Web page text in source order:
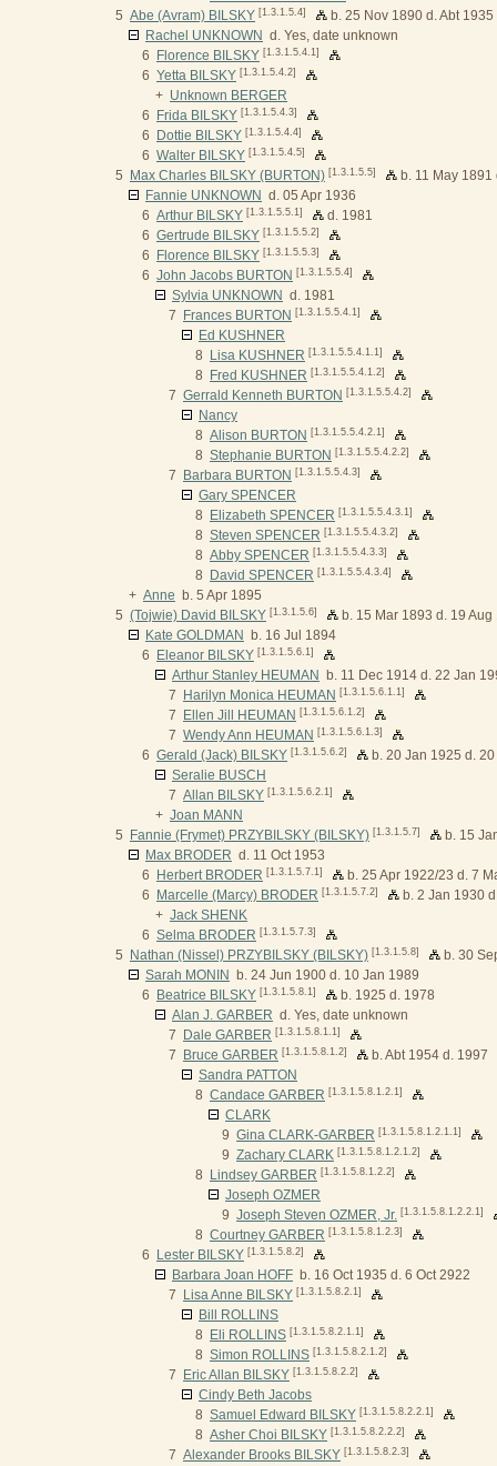
5 Abe (Avram) BILSKY [1.3.1.5.4]
b. 25 Nov 1890 d. Abt 1935
Rachel UNKNOWN d. Yes, date unknown
6
Florence BILSKY [1.3.1.5.4.1]
6 Yetta BILSKY [1.3.1.5.4.2]
+ Unknown BERGER
6
Frida BILSKY [1.3.1.5.4.3]
6 Dottie BILSKY [1.3.1.5.4.4]
6 Walter BILSKY [1.3.1.5.4.5]
5 Max Charles BILSKY (BURTON) [1.3.1.5.5]
b. 11 May
Fannie UNKNOWN d. 05 Apr 1936
6 Arthur BILSKY [1.3.1.5.5.1]
d. 1981
6 Gertrude BILSKY [1.3.1.5.5.2]
6 Florence BILSKY [1.3.1.5.5.3]
6 John Jacobs BURTON [1.3.1.5.5.4]
Sylvia UNKNOWN d. 1981
7
Frances BURTON [1.3.1.5.5.4.1]
Ed KUSHNER
8
Lisa KUSHNER [1.3.1.5.5.4.1.1]
8 Fred KUSHNER [1.3.1.5.5.4.1.2]
7 Gerrald Kenneth BURTON [1.3.1.5.5.4.2]
Nancy
8 Alison BURTON [1.3.1.5.5.4.2.1]
8 Stephanie BURTON [1.3.1.5.5.4.2.2]
7 Barbara BURTON [1.3.1.5.5.4.3]
Gary SPENCER
8
Elizabeth SPENCER [1.3.1.5.5.4.3.1]
8 Steven SPENCER [1.3.1.5.5.4.3.2]
8 Abby SPENCER [1.3.1.5.5.4.3.3]
8 David SPENCER [1.3.1.5.5.4.3.4]
+ Anne b. 5 Apr 1895
5 (Tojwie) David BILSKY [1.3.1.5.6]
b. 15 Mar 1893 d. 19 Aug
Kate GOLDMAN
b. 16 Jul 1894
6
Eleanor BILSKY [1.3.1.5.6.1]
Arthur Stanley HEUMAN
b. 11 Dec 1914 d. 22 Jan
7
Harilyn Monica HEUMAN [1.3.1.5.6.1.1]
7 Ellen Jill HEUMAN [1.3.1.5.6.1.2]
7 Wendy Ann HEUMAN [1.3.1.5.6.1.3]
6 Gerald (Jack) BILSKY [1.3.1.5.6.2]
b. 20 Jan 1925 d.
Seralie BUSCH
7 Allan BILSKY [1.3.1.5.6.2.1]
+ Joan MANN
5
Fannie (Frymet) PRZYBILSKY (BILSKY) [1.3.1.5.7]
b. 15
Max BRODER d. 11 Oct 1953
6
Herbert BRODER [1.3.1.5.7.1]
b. 25 Apr 1922/23 d. 7
6
Marcelle (Marcy) BRODER [1.3.1.5.7.2]
b. 2 Jan 1930
+ Jack SHENK
6 Selma BRODER [1.3.1.5.7.3]
5 Nathan (Nissel) PRZYBILSKY (BILSKY) [1.3.1.5.8]
b. 30
Sarah MONIN
b. 24 Jun 1900 d. 10 Jan 1989
6
Beatrice BILSKY [1.3.1.5.8.1]
b. 1925 d. 1978
Alan J. GARBER d. Yes, date unknown
7
Dale GARBER [1.3.1.5.8.1.1]
7 Bruce GARBER [1.3.1.5.8.1.2]
b. Abt 1954 d. 1997
Sandra PATTON
8 Candace GARBER [1.3.1.5.8.1.2.1]
CLARK
9 Gina CLARK-GARBER [1.3.1.5.8.1.2.1.1]
9 Zachary CLARK [1.3.1.5.8.1.2.1.2]
8 Lindsey GARBER [1.3.1.5.8.1.2.2]
Joseph OZMER
9 Joseph Steven OZMER, Jr. [1.3.1.5.8.1.2.2.1]
8 Courtney GARBER [1.3.1.5.8.1.2.3]
6 Lester BILSKY [1.3.1.5.8.2]
Barbara Joan HOFF b. 16 Oct 1935 d. 6 Oct 2922
7
Lisa Anne BILSKY [1.3.1.5.8.2.1]
Bill ROLLINS
8
Eli ROLLINS [1.3.1.5.8.2.1.1]
8 Simon ROLLINS [1.3.1.5.8.2.1.2]
7 Eric Allan BILSKY [1.3.1.5.8.2.2]
Cindy Beth Jacobs
8 Samuel Edward BILSKY [1.3.1.5.8.2.2.1]
8 Asher Choi BILSKY [1.3.1.5.8.2.2.2]
7 Alexander Brooks BILSKY [1.3.1.5.8.2.3]